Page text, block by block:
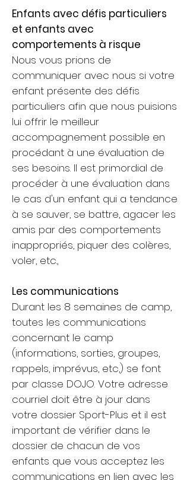
Enfants avec défis particuliers
et enfants avec
comportements à risque
Nous vous prions de
communiquer avec nous si votre
enfant présente des défis
particuliers afin que nous puisions
lui offrir le meilleur
accompagnement possible en
procédant à une évaluation de
ses besoins. Il est primordial de
procéder à une évaluation dans
le cas d'un enfant qui a tendance
à se sauver, se battre, agacer les
amis par des comportements
inappropriés, piquer des colères,
voler, etc.,
​Les communications
Durant les 8 semaines de camp,
toutes les communications
concernant le camp
(informations, sorties, groupes,
rappels, imprévus, etc,) se font
par classe DOJO. Votre adresse
courriel doit être à jour dans
votre dossier Sport-Plus et il est
important de vérifier dans le
dossier de chacun de vos
enfants que vous acceptez les
communications en lien avec les